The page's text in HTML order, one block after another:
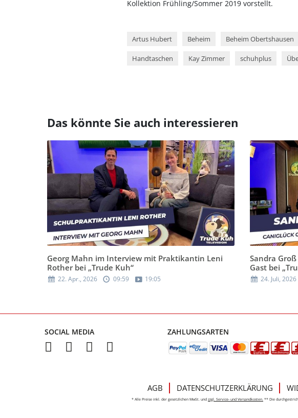
Kollektion Frühling/Sommer 2019 vorstellt.
Artus Hubert Beheim Beheim Obertshausen
Handtaschen Kay Zimmer schuhplus
Das könnte Sie auch interessieren
Georg Mahn im Interview mit Praktikantin Leni
Rother bei „Trude Kuh“
22. Apr., 2026 09:59 19:05
Sandra
Gast bei
24. Juli, 2026
SOCIAL MEDIA ZAHLUNGSARTEN
AGB DATENSCHUTZERKLÄRUNG
* Alle Preise inkl. der gesetzlichen MwSt. und zzgl. Service- und Versandkosten. ** Die